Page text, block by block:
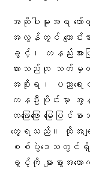
အဆိုပါမူအရ တော်
အလွန်တွင် ကျောင်း
ခွင့်၊ တနည်းအား
ထားသည်ဟု သတ်မှတ်
အစိုးရ၊ ပညာရေး
ကနဦးပိုင်းမှာ အွန်လို
တဖြေးဖြေး မြေပ
တွေ့ရသည်။ ထိုအချက်
စစ်ပွဲဒေသတွင်ရှိနေသ
ခွင့်ကို များစွာအထ